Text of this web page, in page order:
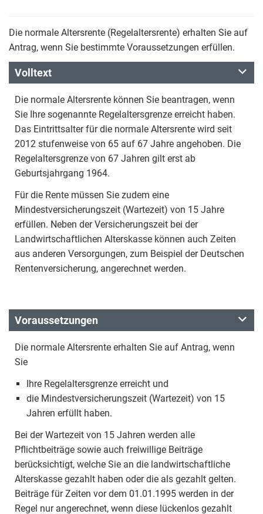
Die normale Altersrente (Regelaltersrente) erhalten Sie auf
Antrag, wenn Sie bestimmte Voraussetzungen erfüllen.
Volltext
Die normale Altersrente können Sie beantragen, wenn
Sie Ihre sogenannte Regelaltersgrenze erreicht haben.
Das Eintrittsalter für die normale Altersrente wird seit
2012 stufenweise von 65 auf 67 Jahre angehoben. Die
Regelaltersgrenze von 67 Jahren gilt erst ab
Geburtsjahrgang 1964.
Für die Rente müssen Sie zudem eine
Mindestversicherungszeit (Wartezeit) von 15 Jahre
erfüllen. Neben der Versicherungszeit bei der
Landwirtschaftlichen Alterskasse können auch Zeiten
aus anderen Versorgungen, zum Beispiel der Deutschen
Rentenversicherung, angerechnet werden.
Voraussetzungen
Die normale Altersrente erhalten Sie auf Antrag, wenn
Sie
Ihre Regelaltersgrenze erreicht und
die Mindestversicherungszeit (Wartezeit) von 15
Jahren erfüllt haben.
Bei der Wartezeit von 15 Jahren werden alle
Pflichtbeiträge sowie auch freiwillige Beiträge
berücksichtigt, welche Sie an die landwirtschaftliche
Alterskasse gezahlt haben oder die als gezahlt gelten.
Beiträge für Zeiten vor dem 01.01.1995 werden in der
Regel nur angerechnet, wenn diese lückenlos gezahlt